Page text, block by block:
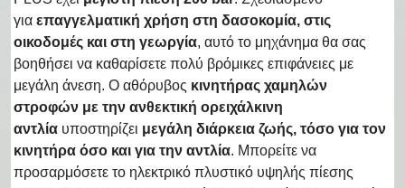
για επαγγελματική χρήση στη δασοκομία, στις
οικοδομές και στη γεωργία, αυτό το μηχάνημα θα σας
βοηθήσει να καθαρίσετε πολύ βρόμικες επιφάνειες με
μεγάλη άνεση. Ο αθόρυβος κινητήρας χαμηλών
στροφών με την ανθεκτική ορειχάλκινη
αντλία υποστηρίζει μεγάλη διάρκεια ζωής, τόσο για τον
κινητήρα όσο και για την αντλία. Μπορείτε να
προσαρμόσετε το ηλεκτρικό πλυστικό υψηλής πίεσης